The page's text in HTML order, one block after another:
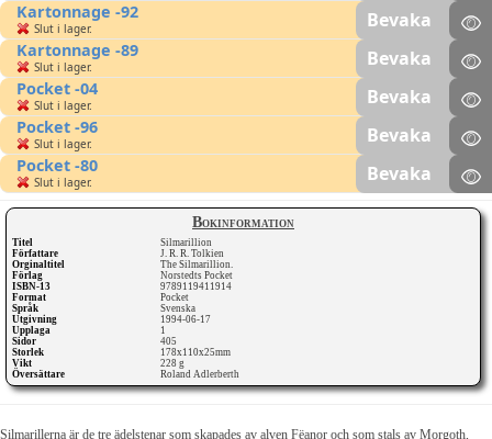
Bokinformation
Titel
Silmarillion
Författare
J. R. R. Tolkien
Orginaltitel
The Silmarillion.
Förlag
Norstedts Pocket
ISBN-13
9789119411914
Format
Pocket
Språk
Svenska
Utgivning
1994-06-17
Upplaga
1
Sidor
405
Storlek
178x110x25mm
Vikt
228 g
Översättare
Roland Adlerberth
Kartonnage -92
Slut i lager. Bevaka
Kartonnage -89
Slut i lager. Bevaka
Pocket -04
Slut i lager. Bevaka
Pocket -96
Slut i lager. Bevaka
Pocket -80
Slut i lager. Bevaka
Silmarillerna är de tre ädelstenar som skapades av alven Fëanor och som stals av Morgoth,